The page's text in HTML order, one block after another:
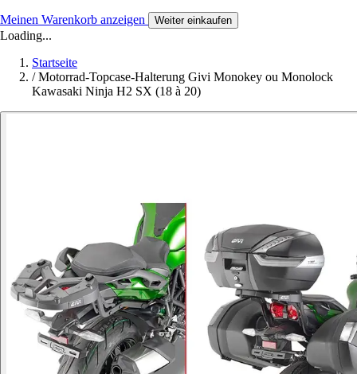
Meinen Warenkorb anzeigen Weiter einkaufen
Loading...
Startseite
/ Motorrad-Topcase-Halterung Givi Monokey ou Monolock
Kawasaki Ninja H2 SX (18 à 20)